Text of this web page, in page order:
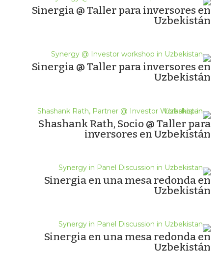
Sinergia @ Taller para inversores en
Uzbekistán
Sinergia @ Taller para inversores en
Uzbekistán
Shashank Rath, Socio @ Taller para
inversores en Uzbekistán
Sinergia en una mesa redonda en
Uzbekistán
Sinergia en una mesa redonda en
Uzbekistán